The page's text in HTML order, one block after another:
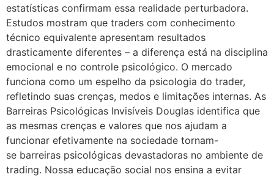
estatísticas confirmam essa realidade perturbadora.
Estudos mostram que traders com conhecimento
técnico equivalente apresentam resultados
drasticamente diferentes – a diferença está na disciplina
emocional e no controle psicológico. O mercado
funciona como um espelho da psicologia do trader,
refletindo suas crenças, medos e limitações internas. As
Barreiras Psicológicas Invisíveis Douglas identifica que
as mesmas crenças e valores que nos ajudam a
funcionar efetivamente na sociedade tornam-
se barreiras psicológicas devastadoras no ambiente de
trading. Nossa educação social nos ensina a evitar